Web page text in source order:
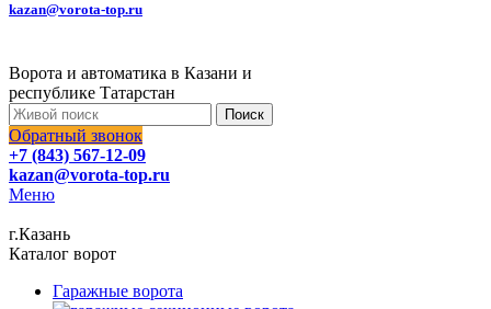
kazan@vorota-top.ru
Ворота и автоматика в Казани и
республике Татарстан
Поиск
Обратный звонок
+7 (843) 567-12-09
kazan@vorota-top.ru
Меню
г.Казань
Каталог ворот
Гаражные ворота